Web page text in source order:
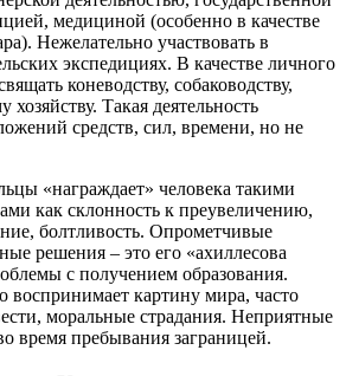
медициной (особенно в качестве
Нежелательно участвовать в
экспедициях. В качестве личного
коневодству, собаководству,
хозяйству. Такая деятельность
средств, сил, времени, но не
«награждает» человека такими
как склонность к преувеличению,
болтливость. Опрометчивые
решения – это его «ахиллесова
с получением образования.
воспринимает картину мира, часто
моральные страдания. Неприятные
время пребывания заграницей.